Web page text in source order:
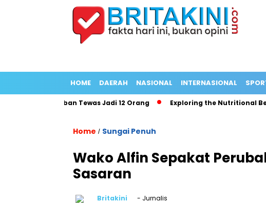
HOME DAERAH NASIONAL INTERNASIONAL
Panjang Korban Tewas Jadi 12 Orang Exploring the Nutritional
Home / Sungai Penuh
Wako Alfin Sepakat
Sasaran
Britakini
- Jurnalis